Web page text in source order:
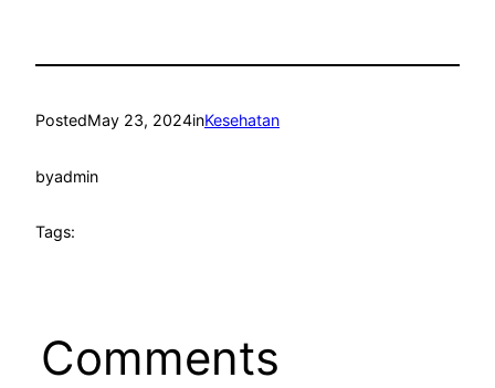
PostedMay 23, 2024inKesehatan
byadmin
Tags:
Comments